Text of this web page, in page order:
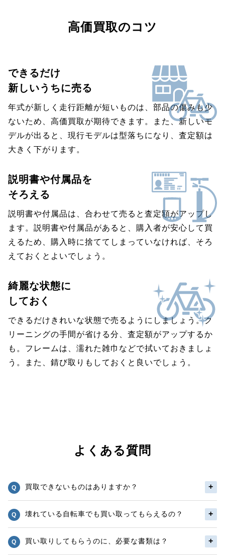
高価買取のコツ
できるだけ
新しいうちに売る
年式が新しく走行距離が短いものは、部品の傷みも少
ないため、高価買取が期待できます。また、新しいモ
デルが出ると、現行モデルは型落ちになり、査定額は
大きく下がります。
説明書や付属品を
そろえる
説明書や付属品は、合わせて売ると査定額がアップし
ます。説明書や付属品があると、購入者が安心して買
えるため、購入時に捨ててしまっていなければ、そろ
えておくとよいでしょう。
綺麗な状態に
しておく
できるだけきれいな状態で売るようにしましょう。ク
リーニングの手間が省ける分、査定額がアップするか
も。フレームは、濡れた雑巾などで拭いておきましょ
う。また、錆び取りもしておくと良いでしょう。
よくある質問
買取できないものはありますか？
壊れている自転車でも買い取ってもらえるの？
買い取りしてもらうのに、必要な書類は？